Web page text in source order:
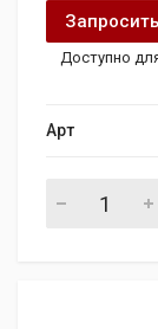
Доступно
Арт
Насос